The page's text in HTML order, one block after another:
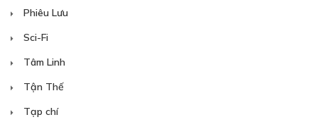
Phiêu Lưu
Sci-Fi
Tâm Linh
Tận Thế
Tạp chí